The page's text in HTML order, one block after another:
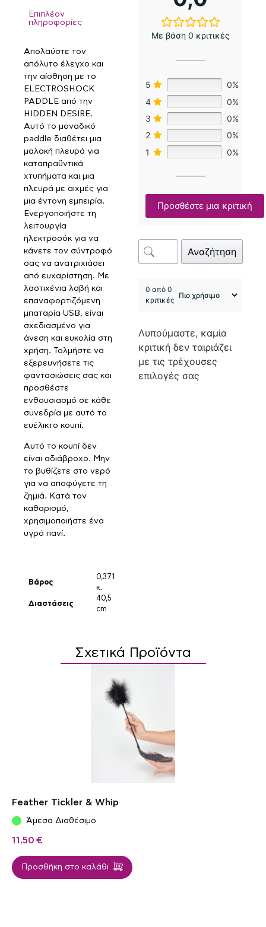
Με βάση 0 κριτικές
5
0%
4
0%
3
0%
2
0%
1
0%
Προσθέστε μια κριτική
Αναζήτηση
0 από 0
κριτικές
Λυπούμαστε, καμία
κριτική δεν ταιριάζει
με τις τρέχουσες
επιλογές σας
Επιπλέον
πληροφορίες
Απολαύστε τον
απόλυτο έλεγχο και
την αίσθηση με το
ELECTROSHOCK
PADDLE από την
HIDDEN DESIRE.
Αυτό το μοναδικό
paddle διαθέτει μια
μαλακή πλευρά για
καταπραϋντικά
χτυπήματα και μια
πλευρά με αιχμές για
μια έντονη εμπειρία.
Ενεργοποιήστε τη
λειτουργία
ηλεκτροσόκ για να
κάνετε τον σύντροφό
σας να ανατριχιάσει
από ευχαρίστηση. Με
λαστιχένια λαβή και
επαναφορτιζόμενη
μπαταρία USB, είναι
σχεδιασμένο για
άνεση και ευκολία στη
χρήση. Τολμήστε να
εξερευνήσετε τις
φαντασιώσεις σας και
προσθέστε
ενθουσιασμό σε κάθε
συνεδρία με αυτό το
ευέλικτο κουπί.
Αυτό το κουπί δεν
είναι αδιάβροχο. Μην
το βυθίζετε στο νερό
για να αποφύγετε τη
ζημιά. Κατά τον
καθαρισμό,
χρησιμοποιήστε ένα
υγρό πανί.
Βάρος
0,371
κ.
Διαστάσεις
40,5
cm
Σχετικά Προϊόντα
Feather Tickler & Whip
Άμεσα Διαθέσιμο
11,50 €
Προσθήκη στο καλάθι